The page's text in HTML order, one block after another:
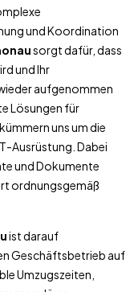
und Koordination
sorgt dafür, dass
und Ihr
aufgenommen
Lösungen für
uns um die
Ausrüstung. Dabei
und Dokumente
ordnungsgemäß
ist darauf
Geschäftsbetrieb auf
Umzugszeiten,